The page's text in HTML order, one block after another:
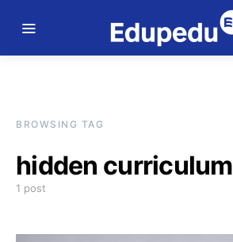
BROWSING TAG
hidden curriculum
1 post